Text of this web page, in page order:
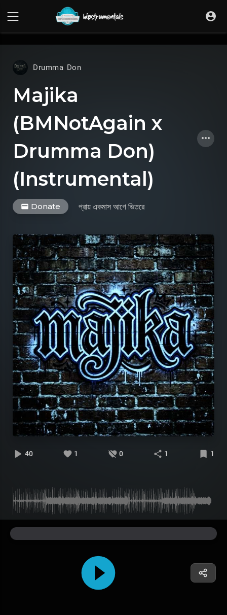
Drumma Don
Majika
(BMNotAgain x
Drumma Don)
(Instrumental)
Donate প্রায় একমাস আগে ভিতরে
40 1 0 1 1